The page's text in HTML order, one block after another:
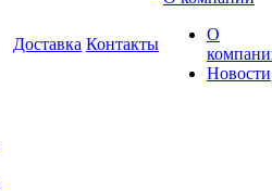
Доставка Контакты
О
Новости